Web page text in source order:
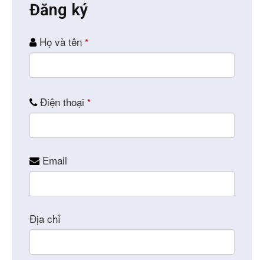
Đăng ký
Họ và tên *
Điện thoại *
Email
Địa chỉ